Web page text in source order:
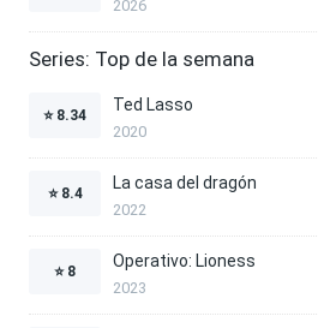
2026
Series: Top de la semana
⭐ 8.34
Ted Lasso
2020
⭐ 8.4
La casa del dragón
2022
⭐ 8
Operativo: Lioness
2023